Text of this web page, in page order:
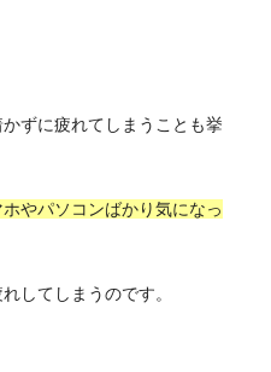
ずに疲れてしまうことも挙
やパソコンばかり気になっ
してしまうのです。